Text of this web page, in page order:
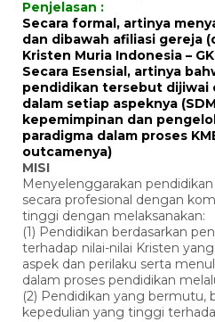
Penjelasan :
Secara formal, artinya
dan dibawah afiliasi gereja
Kristen Muria Indonesia –
Secara Esensial, artinya
pendidikan tersebut dijiwai
dalam setiap aspeknya
kepemimpinan dan
paradigma dalam proses
outcamenya)
MISI
Menyelenggarakan
secara profesional dengan
tinggi dengan melaksanakan:
(1) Pendidikan berdasarkan
terhadap nilai-nilai Kristen
aspek dan perilaku serta
dalam proses pendidikan
(2) Pendidikan yang bermutu,
kepedulian yang tinggi